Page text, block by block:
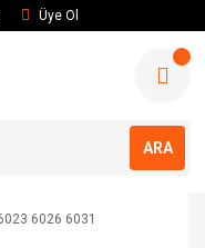
Üye Ol
ARA